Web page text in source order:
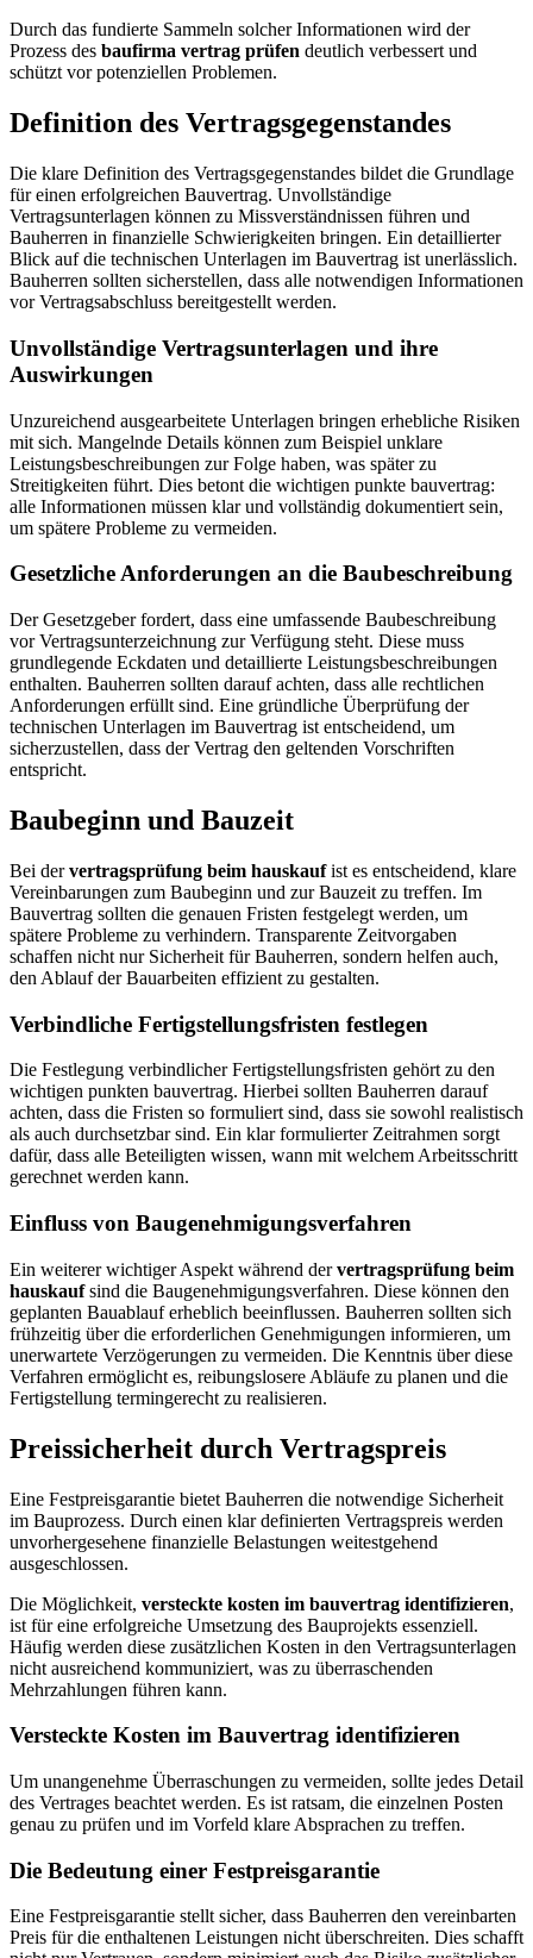
Durch das fundierte Sammeln solcher Informationen wird der
Prozess des baufirma vertrag prüfen deutlich verbessert und
schützt vor potenziellen Problemen.
Definition des Vertragsgegenstandes
Die klare Definition des Vertragsgegenstandes bildet die Grundlage
für einen erfolgreichen Bauvertrag. Unvollständige
Vertragsunterlagen können zu Missverständnissen führen und
Bauherren in finanzielle Schwierigkeiten bringen. Ein detaillierter
Blick auf die technischen Unterlagen im Bauvertrag ist unerlässlich.
Bauherren sollten sicherstellen, dass alle notwendigen Informationen
vor Vertragsabschluss bereitgestellt werden.
Unvollständige Vertragsunterlagen und ihre
Auswirkungen
Unzureichend ausgearbeitete Unterlagen bringen erhebliche Risiken
mit sich. Mangelnde Details können zum Beispiel unklare
Leistungsbeschreibungen zur Folge haben, was später zu
Streitigkeiten führt. Dies betont die wichtigen punkte bauvertrag:
alle Informationen müssen klar und vollständig dokumentiert sein,
um spätere Probleme zu vermeiden.
Gesetzliche Anforderungen an die Baubeschreibung
Der Gesetzgeber fordert, dass eine umfassende Baubeschreibung
vor Vertragsunterzeichnung zur Verfügung steht. Diese muss
grundlegende Eckdaten und detaillierte Leistungsbeschreibungen
enthalten. Bauherren sollten darauf achten, dass alle rechtlichen
Anforderungen erfüllt sind. Eine gründliche Überprüfung der
technischen Unterlagen im Bauvertrag ist entscheidend, um
sicherzustellen, dass der Vertrag den geltenden Vorschriften
entspricht.
Baubeginn und Bauzeit
Bei dervertragsprüfung beim hauskaufist es entscheidend, klare
Vereinbarungen zum Baubeginn und zur Bauzeit zu treffen. Im
Bauvertrag sollten die genauen Fristen festgelegt werden, um
spätere Probleme zu verhindern. Transparente Zeitvorgaben
schaffen nicht nur Sicherheit für Bauherren, sondern helfen auch,
den Ablauf der Bauarbeiten effizient zu gestalten.
Verbindliche Fertigstellungsfristen festlegen
Die Festlegung verbindlicher Fertigstellungsfristen gehört zu den
wichtigen punkten bauvertrag. Hierbei sollten Bauherren darauf
achten, dass die Fristen so formuliert sind, dass sie sowohl realistisch
als auch durchsetzbar sind. Ein klar formulierter Zeitrahmen sorgt
dafür, dass alle Beteiligten wissen, wann mit welchem Arbeitsschritt
gerechnet werden kann.
Einfluss von Baugenehmigungsverfahren
Ein weiterer wichtiger Aspekt während dervertragsprüfung beim
hauskaufsind die Baugenehmigungsverfahren. Diese können den
geplanten Bauablauf erheblich beeinflussen. Bauherren sollten sich
frühzeitig über die erforderlichen Genehmigungen informieren, um
unerwartete Verzögerungen zu vermeiden. Die Kenntnis über diese
Verfahren ermöglicht es, reibungslosere Abläufe zu planen und die
Fertigstellung termingerecht zu realisieren.
Preissicherheit durch Vertragspreis
Eine Festpreisgarantie bietet Bauherren die notwendige Sicherheit
im Bauprozess. Durch einen klar definierten Vertragspreis werden
unvorhergesehene finanzielle Belastungen weitestgehend
ausgeschlossen.
Die Möglichkeit, versteckte kosten im bauvertrag identifizieren,
ist für eine erfolgreiche Umsetzung des Bauprojekts essenziell.
Häufig werden diese zusätzlichen Kosten in den Vertragsunterlagen
nicht ausreichend kommuniziert, was zu überraschenden
Mehrzahlungen führen kann.
Versteckte Kosten im Bauvertrag identifizieren
Um unangenehme Überraschungen zu vermeiden, sollte jedes Detail
des Vertrages beachtet werden. Es ist ratsam, die einzelnen Posten
genau zu prüfen und im Vorfeld klare Absprachen zu treffen.
Die Bedeutung einer Festpreisgarantie
Eine Festpreisgarantie stellt sicher, dass Bauherren den vereinbarten
Preis für die enthaltenen Leistungen nicht überschreiten. Dies schafft